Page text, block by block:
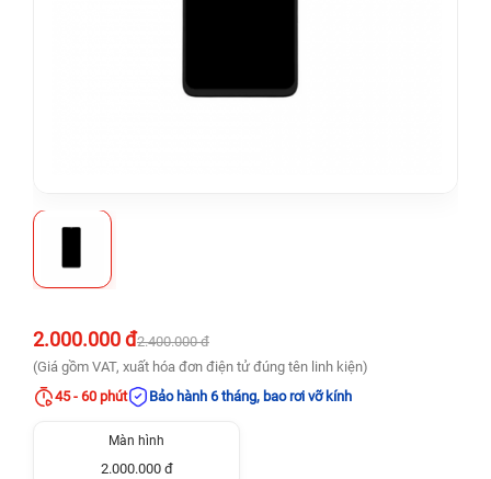
2.000.000 đ2.400.000 đ
(Giá gồm VAT, xuất hóa đơn điện tử đúng tên linh kiện)
45 - 60 phút
Bảo hành 6 tháng, bao rơi vỡ kính
Màn hình
2.000.000 đ